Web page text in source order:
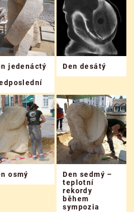
jedenáctý
Den desátý
osmý
Den sedmý –
teplotní
rekordy
během
sympozia